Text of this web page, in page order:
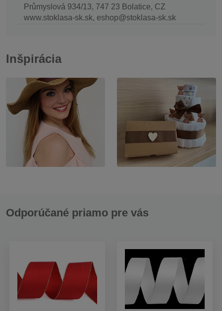
Průmyslová 934/13, 747 23 Bolatice, CZ
www.stoklasa-sk.sk, eshop@stoklasa-sk.sk
Inšpirácia
Odporúčané priamo pre vás